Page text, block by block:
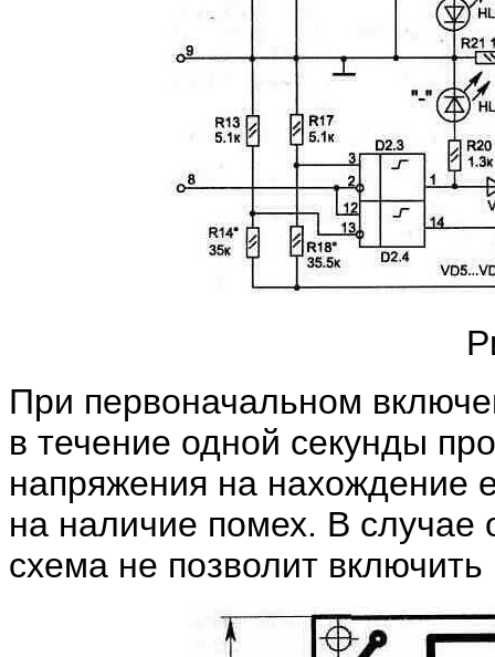
При первоначальном
в течение одной секунды
напряжения на нахождение
на наличие помех. В случае
схема не позволит